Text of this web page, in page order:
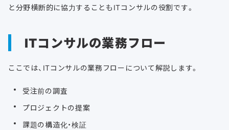
と分野横断的に協力することもITコンサルの役割です。
ITコンサルの業務フロー
ここでは、ITコンサルの業務フローについて解説します。
受注前の調査
プロジェクトの提案
課題の構造化・検証